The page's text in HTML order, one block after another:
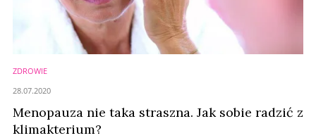
ZDROWIE
Menopauza nie taka straszna. Jak sobie radzić z
klimakterium?
28.07.2020